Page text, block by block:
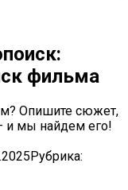
фильма
Опишите сюжет,
и мы найдем его!
Рубрика: